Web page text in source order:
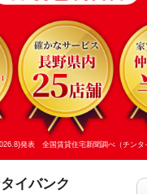
発表 全国賃貸住宅新聞調べ（チンタ
イバンク